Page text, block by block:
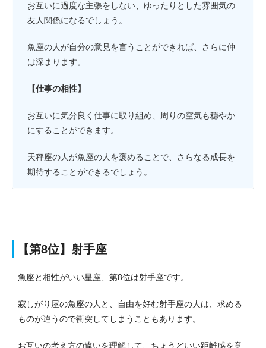
お互いに過度な主張をしない、ゆったりとした雰囲気の
友人関係になるでしょう。
魚座の人が自分の意見を言うことができれば、さらに仲
は深まります。
【仕事の相性】
お互いに気分良く仕事に取り組め、周りの空気も穏やか
にすることができます。
天秤座の人が魚座の人を褒めることで、さらなる成長を
期待することができるでしょう。
【第8位】射手座
魚座と相性がいい星座、第8位は射手座です。
寂しがり屋の魚座の人と、自由を好む射手座の人は、求める
ものが違うので衝突してしまうこともあります。
お互いの考え方の違いを理解して、ちょうどいい距離感を意